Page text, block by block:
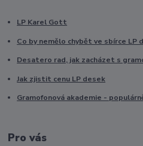
LP Karel Gott
Co by nemělo chybět ve sbírce LP
Desatero rad, jak zacházet s
Jak zjistit cenu LP desek
Gramofonová akademie -
Pro vás